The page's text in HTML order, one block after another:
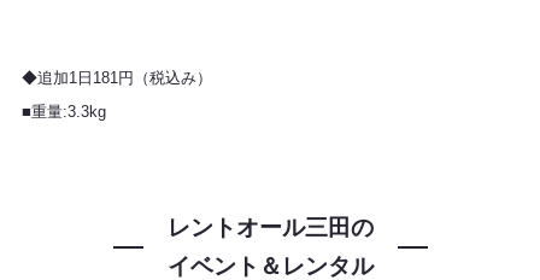
◆追加1日181円（税込み）
■重量:3.3kg
レントオール三田の
イベント＆レンタル